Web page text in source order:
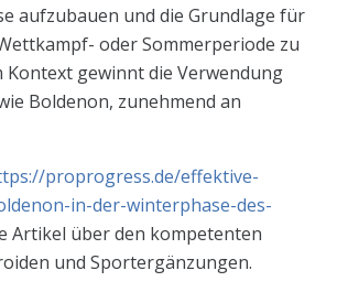
aufzubauen und die Grundlage für
oder Sommerperiode zu
Kontext gewinnt die Verwendung
Boldenon, zunehmend an
proprogress.de/effektive-
in-der-winterphase-des-
Artikel über den kompetenten
und Sportergänzungen.